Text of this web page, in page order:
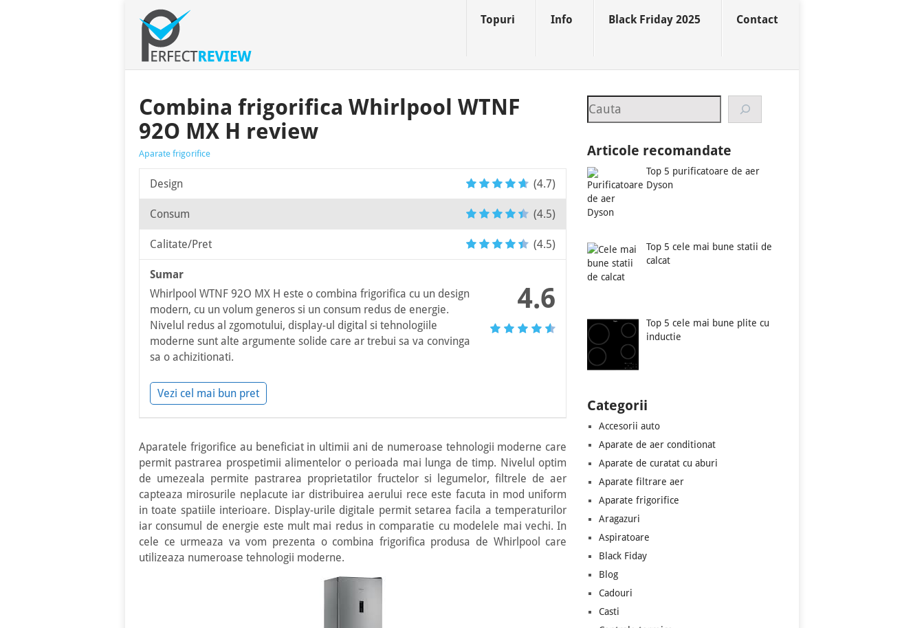
Topuri Info Black Friday 2025 Contact
Combina frigorifica Whirlpool WTNF
92O MX H review
Aparate frigorifice
Design (4.7)
Consum (4.5)
Calitate/Pret (4.5)
4.6
Sumar
Whirlpool WTNF 92O MX H este o combina frigorifica cu un design
modern, cu un volum generos si un consum redus de energie.
Nivelul redus al zgomotului, display-ul digital si tehnologiile
moderne sunt alte argumente solide care ar trebui sa va convinga
sa o achizitionati.
Vezi cel mai bun pret
Aparatele frigorifice au beneficiat in ultimii ani de numeroase tehnologii moderne care
permit pastrarea prospetimii alimentelor o perioada mai lunga de timp. Nivelul optim
de umezeala permite pastrarea proprietatilor fructelor si legumelor, filtrele de aer
capteaza mirosurile neplacute iar distribuirea aerului rece este facuta in mod uniform
in toate spatiile interioare. Display-urile digitale permit setarea facila a temperaturilor
iar consumul de energie este mult mai redus in comparatie cu modelele mai vechi. In
cele ce urmeaza va vom prezenta o combina frigorifica produsa de Whirlpool care
utilizeaza numeroase tehnologii moderne.
Search
Articole recomandate
Top 5 purificatoare de aer
Dyson
Top 5 cele mai bune statii de
calcat
Top 5 cele mai bune plite cu
inductie
Categorii
Accesorii auto
Aparate de aer conditionat
Aparate de curatat cu aburi
Aparate filtrare aer
Aparate frigorifice
Aragazuri
Aspiratoare
Black Fiday
Blog
Cadouri
Casti